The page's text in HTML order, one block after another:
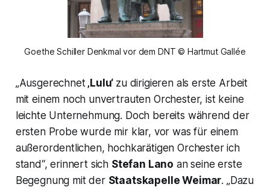
Goethe Schiller Denkmal vor dem DNT © Hartmut Gallée
„Ausgerechnet‚Lulu‘ zu dirigieren als erste Arbeit
mit einem noch unvertrauten Orchester, ist keine
leichte Unternehmung. Doch bereits während der
ersten Probe wurde mir klar, vor was für einem
außerordentlichen, hochkarätigen Orchester ich
stand“,erinnert sich Stefan Lano an seine erste
Begegnung mit der Staatskapelle Weimar. „Dazu